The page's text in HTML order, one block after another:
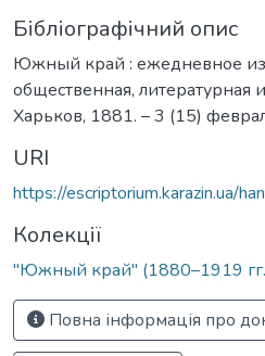
Бібліографічний опис
Южный край : ежедневное
общественная, литературная
Харьков, 1881. – 3 (15)
URI
https://escriptorium.karazin.ua/
Колекції
"Южный край" (1880–1919
Повна інформація про